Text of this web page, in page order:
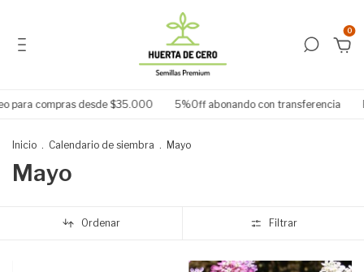
0
compras desde $35.000 5%Off abonando con transferencia
Inicio . Calendario de siembra . Mayo
Mayo
Ordenar Filtrar